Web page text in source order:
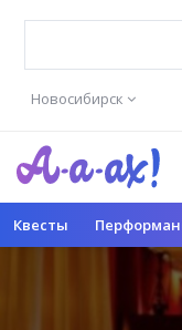
Новосибирск
Квесты